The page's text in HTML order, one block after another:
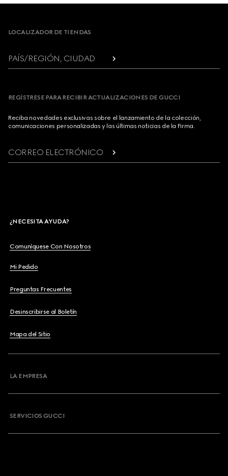
LOCALIZADOR DE TIENDAS
PAÍS/REGIÓN, CIUDAD
REGÍSTRESE PARA RECIBIR ACTUALIZACIONES DE GUCCI
Reciba novedades exclusivas sobre el lanzamiento de la colección,
comunicaciones personalizadas y las últimas noticias de la Firma.
CORREO ELECTRÓNICO
¿NECESITA AYUDA?
Comuníquese Con Nosotros
Mi Pedido
Preguntas Frecuentes
Desinscribirse al Boletín
Mapa del Sitio
LA EMPRESA
SERVICIOS GUCCI